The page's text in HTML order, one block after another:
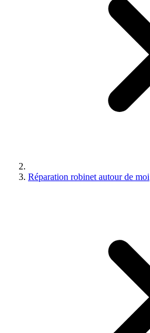
Réparation robinet autour de moi